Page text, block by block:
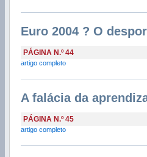
Euro 2004 ? O
PÁGINA N.º 44
artigo completo
A falácia da
PÁGINA N.º 45
artigo completo